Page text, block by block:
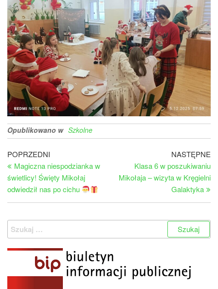
Opublikowano w Szkolne
Nawigacja
wpisu
Poprzedni
wpis
POPRZEDNI
Magiczna niespodzianka w
świetlicy! Święty Mikołaj
odwiedził nas po cichu
NASTĘPNE
Klasa 6 w poszukiwaniu
Mikołaja – wizyta w Kręgielni
Galaktyka
Szukaj: